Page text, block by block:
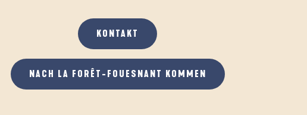
KONTAKT
NACH LA FORÊT-FOUESNANT KOMMEN